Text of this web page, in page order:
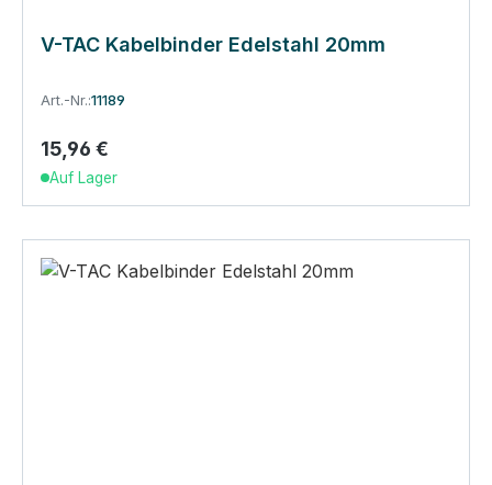
V-TAC Kabelbinder Edelstahl 20mm
Art.-Nr.:11189
Regulärer Preis:
15,96 €
Auf Lager